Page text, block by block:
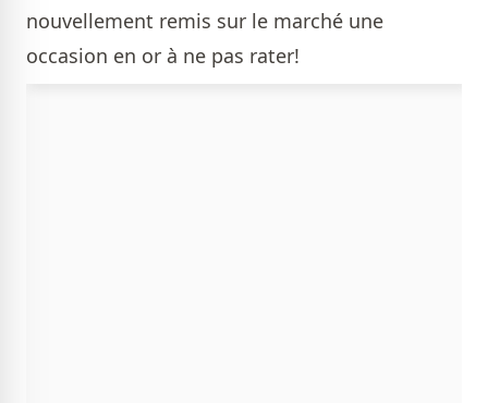
nouvellement remis sur le marché une
occasion en or à ne pas rater!